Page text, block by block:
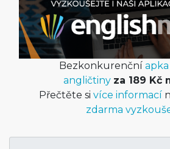
Bezkonkurenční
angličtiny za 189 Kč
Přečtěte si více informací
zdarma